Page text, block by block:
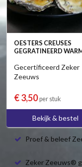
OESTERS CREUSES
GEGRATINEERD
Gecertificeerd Zeker
Zeeuws
€ 3,50per stuk
Bekijk & bestel
Proef & beleef
Zeker Zeeuws®